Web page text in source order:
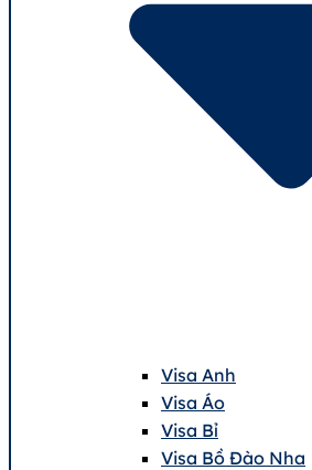
Visa Anh
Visa Áo
Visa Bỉ
Visa Bồ Đào Nha